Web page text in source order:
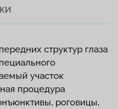
структур глаза
участок
процедура
роговицы,